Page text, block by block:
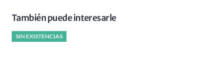
También puede interesarle
SIN EXISTENCIAS